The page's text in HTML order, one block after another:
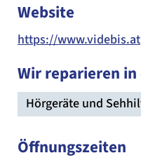
Website
https://www.videbis.at
Wir reparieren
Hörgeräte und
Öffnungszeiten